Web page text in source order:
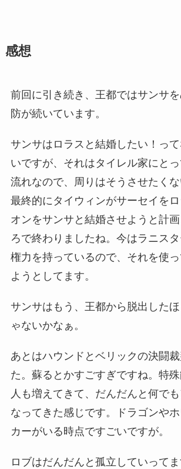
感想
前回に引き続き、王都ではサンサ
防が続いています。
サンサはロラスと結婚したい！っ
いですが、それはタイレル家にと
流れなので、周りはそうさせたくな
最終的にタイウィンがサーセイを
オンをサンサと結婚させようと計
ろで終わりましたね。今はラニス
権力を持っているので、それを使
ようとしてます。
サンサはもう、王都から脱出した
ゃないかなぁ。
あとはハウンドとベリックの決闘
た。蘇るとかすごすぎですね。特
人も増えてきて、だんだんと何で
なってきた感じです。ドラゴンや
カーがいる時点ですごいですが。
ロブはだんだんと孤立していって